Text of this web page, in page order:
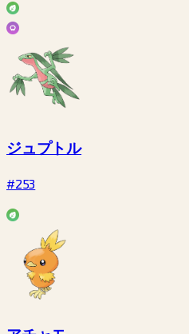
ジュプトル
#253